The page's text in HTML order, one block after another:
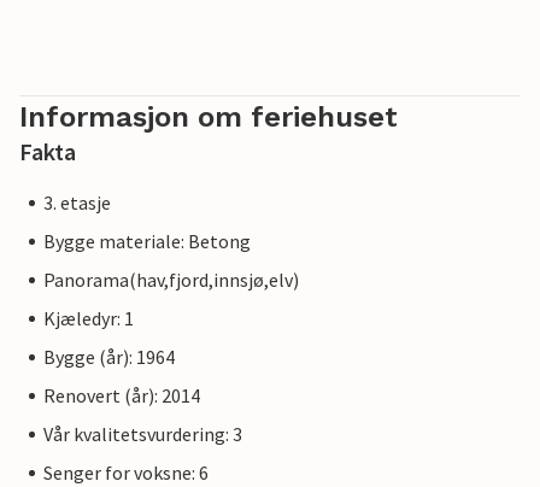
Informasjon om feriehuset
Fakta
3. etasje
Bygge materiale: Betong
Panorama(hav,fjord,innsjø,elv)
Kjæledyr: 1
Bygge (år): 1964
Renovert (år): 2014
Vår kvalitetsvurdering: 3
Senger for voksne: 6